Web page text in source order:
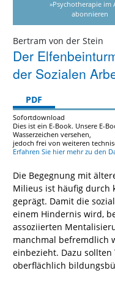
»Psychotherapie im
abonnieren
Bertram von der Stein
Der
der Sozialen
PDF
Sofortdownload
Dies ist ein E-Book. Unsere E-
Wasserzeichen versehen,
jedoch frei von weiteren
Erfahren Sie hier mehr zu den
Die Begegnung mit
Milieus ist häufig durch
geprägt. Damit die
einem Hindernis wird,
assoziierten
manchmal befremdlich
einbezieht. Dazu
oberflächlich